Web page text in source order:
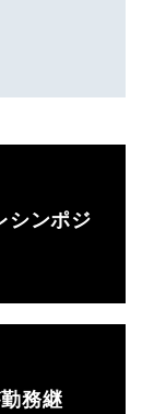
ンポジ
務継